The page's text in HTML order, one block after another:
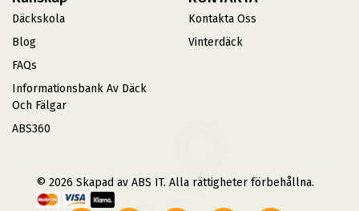
Däckskola
Blog
FAQs
Informationsbank Av Däck
Och Fälgar
ABS360
Kontakta Oss
Vinterdäck
© 2026 Skapad av ABS IT. Alla rättigheter förbehållna.